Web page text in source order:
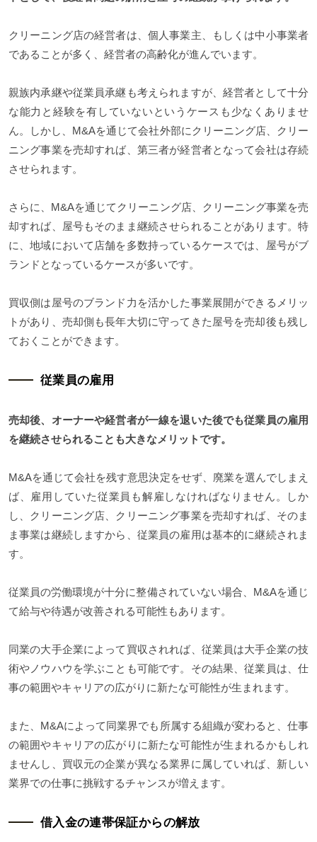
クリーニング店の経営者は、個人事業主、もしくは中小事業者
であることが多く、経営者の高齢化が進んでいます。
親族内承継や従業員承継も考えられますが、経営者として十分
な能力と経験を有していないというケースも少なくありませ
ん。しかし、M&Aを通じて会社外部にクリーニング店、クリー
ニング事業を売却すれば、第三者が経営者となって会社は存続
させられます。
さらに、M&Aを通じてクリーニング店、クリーニング事業を売
却すれば、屋号もそのまま継続させられることがあります。特
に、地域において店舗を多数持っているケースでは、屋号がブ
ランドとなっているケースが多いです。
買収側は屋号のブランド力を活かした事業展開ができるメリッ
トがあり、売却側も長年大切に守ってきた屋号を売却後も残し
ておくことができます。
従業員の雇用
売却後、オーナーや経営者が一線を退いた後でも従業員の雇用
を継続させられることも大きなメリットです。
M&Aを通じて会社を残す意思決定をせず、廃業を選んでしまえ
ば、雇用していた従業員も解雇しなければなりません。しか
し、クリーニング店、クリーニング事業を売却すれば、そのま
ま事業は継続しますから、従業員の雇用は基本的に継続されま
す。
従業員の労働環境が十分に整備されていない場合、M&Aを通じ
て給与や待遇が改善される可能性もあります。
同業の大手企業によって買収されれば、従業員は大手企業の技
術やノウハウを学ぶことも可能です。その結果、従業員は、仕
事の範囲やキャリアの広がりに新たな可能性が生まれます。
また、M&Aによって同業界でも所属する組織が変わると、仕事
の範囲やキャリアの広がりに新たな可能性が生まれるかもしれ
ませんし、買収元の企業が異なる業界に属していれば、新しい
業界での仕事に挑戦するチャンスが増えます。
借入金の連帯保証からの解放